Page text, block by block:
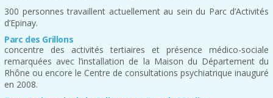
300 personnes travaillent actuellement au sein du Parc d’Activités
d’Epinay.
Parc des Grillons
concentre des activités tertiaires et présence médico-sociale
remarquées avec l’installation de la Maison du Département du
Rhône ou encore le Centre de consultations psychiatrique inauguré
en 2008.